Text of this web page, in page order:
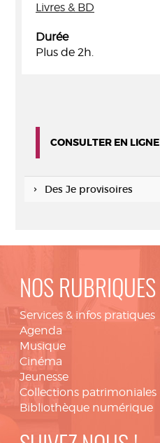
Livres & BD
Durée
Plus de 2h.
CONSULTER EN LIGNE
Des Je provisoires
NOS RUBRIQUES
Services & infos pratiques
Agenda
Musique
Cinéma
Jeunesse
Collections patrimoniales
Bibliothèque numérique